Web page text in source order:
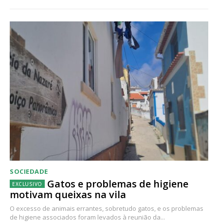
SOCIEDADE
Gatos e problemas de higiene
motivam queixas na vila
O excesso de animais errantes, sobretudo gatos, e os problemas
de higiene associados foram levados à reunião da...